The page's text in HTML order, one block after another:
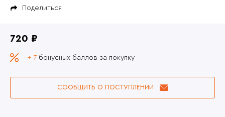
Поделиться
720 ₽
+ 7 бонусных баллов за покупку
СООБЩИТЬ О ПОСТУПЛЕНИИ